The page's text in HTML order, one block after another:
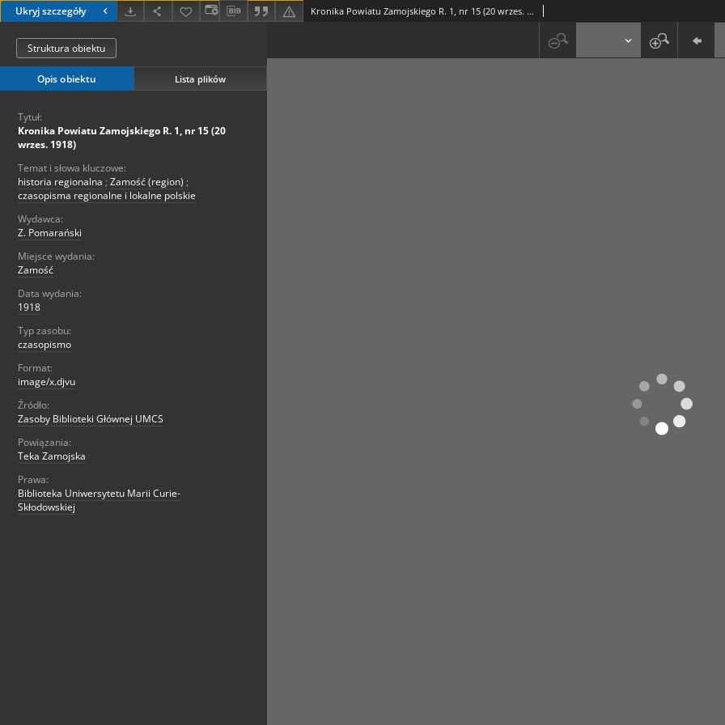
Ukryj szczegóły Kronika Powiatu Zamojskiego R. 1, nr 15 (20 wrzes. 1918)
Struktura obiektu
Opis obiektu Lista plików
Tytuł:
Kronika Powiatu Zamojskiego R. 1, nr 15 (20
wrzes. 1918)
Temat i słowa kluczowe:
historia regionalna ; Zamość (region) ;
czasopisma regionalne i lokalne polskie
Wydawca:
Z. Pomarański
Miejsce wydania:
Zamość
Data wydania:
1918
Typ zasobu:
czasopismo
Format:
image/x.djvu
Źródło:
Zasoby Biblioteki Głównej UMCS
Powiązania:
Teka Zamojska
Prawa:
Biblioteka Uniwersytetu Marii Curie-
Skłodowskiej